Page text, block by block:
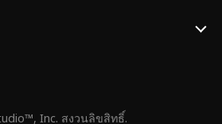
Inc. สงวนลิขสิทธิ์.